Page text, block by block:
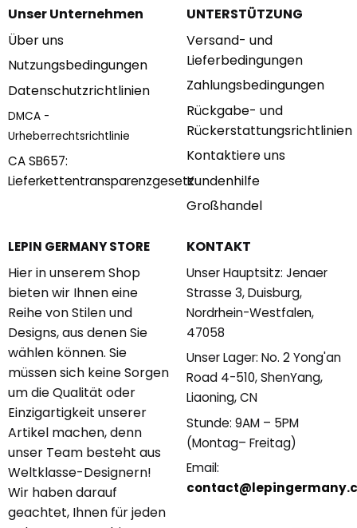
Unser Unternehmen
Über uns
Nutzungsbedingungen
Datenschutzrichtlinien
DMCA -
Urheberrechtsrichtlinie
CA SB657:
Lieferkettentransparenzgesetz
UNTERSTÜTZUNG
Versand- und
Lieferbedingungen
Zahlungsbedingungen
Rückgabe- und
Rückerstattungsrichtlinien
Kontaktiere uns
Kundenhilfe
Großhandel
LEPIN GERMANY STORE
Hier in unserem Shop
bieten wir Ihnen eine
Reihe von Stilen und
Designs, aus denen Sie
wählen können. Sie
müssen sich keine Sorgen
um die Qualität oder
Einzigartigkeit unserer
Artikel machen, denn
unser Team besteht aus
Weltklasse-Designern!
Wir haben darauf
geachtet, Ihnen für jeden
KONTAKT
Unser Hauptsitz: Jenaer
Strasse 3, Duisburg,
Nordrhein-Westfalen,
47058
Unser Lager: No. 2 Yong'an
Road 4-510, ShenYang,
Liaoning, CN
Stunde: 9AM – 5PM
(Montag– Freitag)
Email: